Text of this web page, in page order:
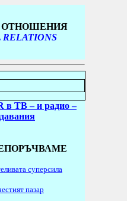
ОТНОШЕНИЯ
RELATIONS
в ТВ – и радио –
суперсила
пазар